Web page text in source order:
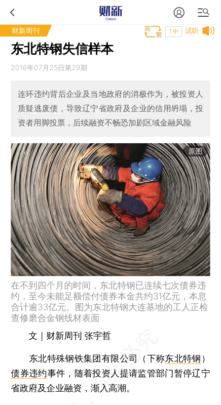
财新周刊 试听
T中
东北特钢失信样本
2016年07月25日第29期
连环违约背后企业及当地政府的消极作为，被投资人
质疑逃废债，导致辽宁省政府及企业的信用坍塌，投
资者用脚投票，后续融资不畅恐加剧区域金融风险
原图
在不到四个月的时间，东北特钢已连续七次债券违
约，至今未能足额偿付债券本金共约31亿元，本息
合计逾33亿元。图为东北特钢大连基地的工人正检
查修磨合金钢线材表面
文｜财新周刊 张宇哲
东北特殊钢铁集团有限公司（下称东北特钢 ）
债券违约事件，随着投资人提请监管部门暂停辽宁
省政府及企业融资，渐入高潮。